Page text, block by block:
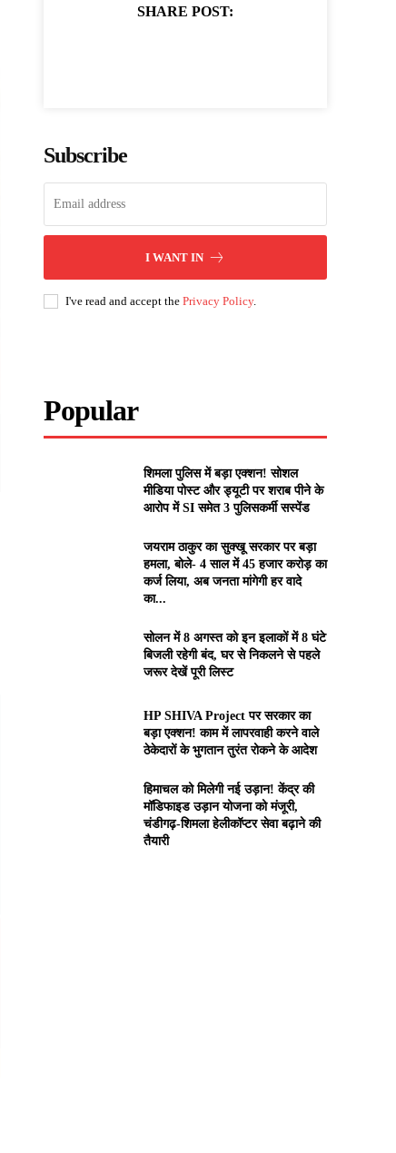
SHARE POST:
Subscribe
I WANT IN
I've read and accept thePrivacy Policy.
Popular
शिमला पुलिस में बड़ा एक्शन! सोशल
मीडिया पोस्ट और ड्यूटी पर शराब पीने के
आरोप में SI समेत 3 पुलिसकर्मी सस्पेंड
जयराम ठाकुर का सुक्खू सरकार पर बड़ा
हमला, बोले- 4 साल में 45 हजार करोड़ का
कर्ज लिया, अब जनता मांगेगी हर वादे
का...
सोलन में 8 अगस्त को इन इलाकों में 8 घंटे
बिजली रहेगी बंद, घर से निकलने से पहले
जरूर देखें पूरी लिस्ट
HP SHIVA Project पर सरकार का
बड़ा एक्शन! काम में लापरवाही करने वाले
ठेकेदारों के भुगतान तुरंत रोकने के आदेश
हिमाचल को मिलेगी नई उड़ान! केंद्र की
मॉडिफाइड उड़ान योजना को मंजूरी,
चंडीगढ़-शिमला हेलीकॉप्टर सेवा बढ़ाने की
तैयारी